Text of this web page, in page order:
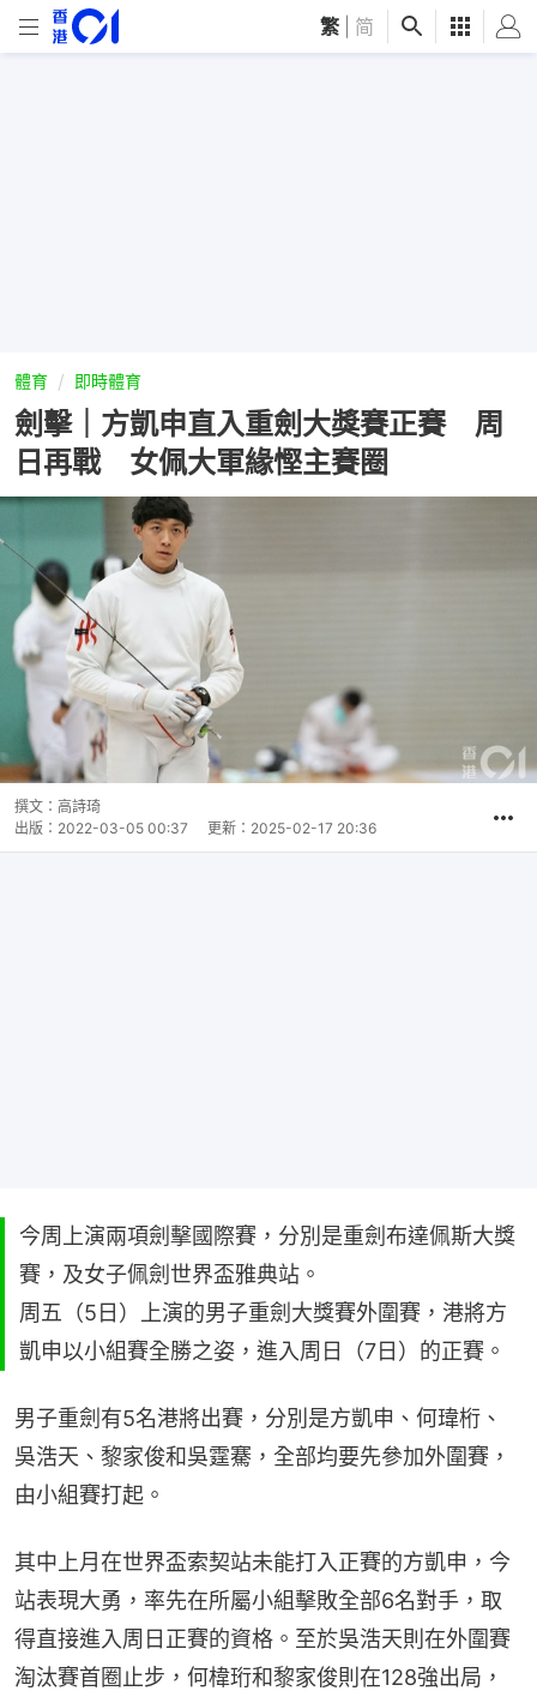
繁 简
體育 即時體育
劍擊｜方凱申直入重劍大獎賽正賽 周
日再戰 女佩大軍緣慳主賽圈
撰文： 高詩琦
出版： 2022-03-05 00:37 更新： 2025-02-17 20:36
今周上演兩項劍擊國際賽，分別是重劍布達佩斯大獎
賽，及女子佩劍世界盃雅典站。
周五（5日）上演的男子重劍大獎賽外圍賽，港將方
凱申以小組賽全勝之姿，進入周日（7日）的正賽。
男子重劍有5名港將出賽，分別是方凱申、何瑋桁、
吳浩天、黎家俊和吳霆騫，全部均要先參加外圍賽，
由小組賽打起。
其中上月在世界盃索契站未能打入正賽的方凱申，今
站表現大勇，率先在所屬小組擊敗全部6名對手，取
得直接進入周日正賽的資格。至於吳浩天則在外圍賽
淘汰賽首圈止步，何椲珩和黎家俊則在128強出局，